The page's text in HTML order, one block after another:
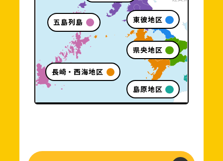
五島列島 東彼地区
県央地区
長崎・西海地区
島原地区